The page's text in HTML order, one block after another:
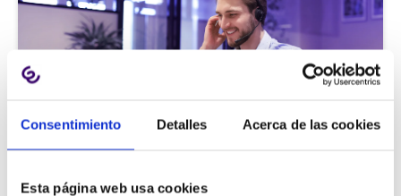
Consentimiento Detalles Acerca de las cookies
Esta página web usa cookies